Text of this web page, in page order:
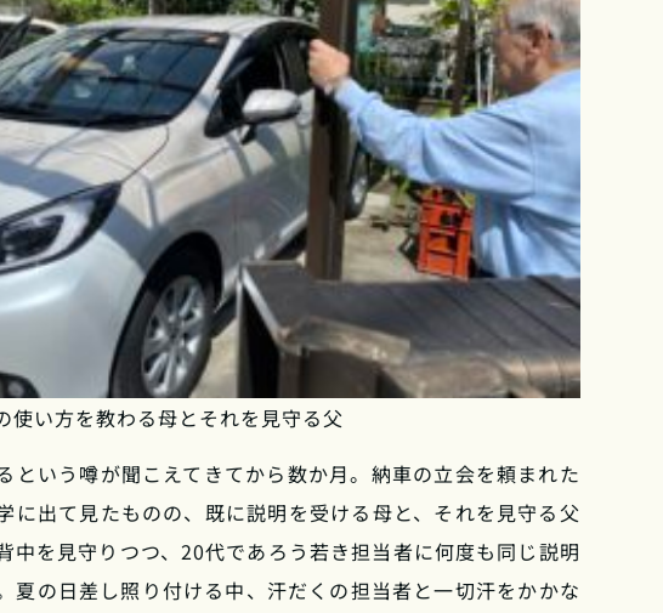
使い方を教わる母とそれを見守る父
という噂が聞こえてきてから数か月。納車の立会を頼まれた
に出て見たものの、既に説明を受ける母と、それを見守る父
中を見守りつつ、20代であろう若き担当者に何度も同じ説明
夏の日差し照り付ける中、汗だくの担当者と一切汗をかかな